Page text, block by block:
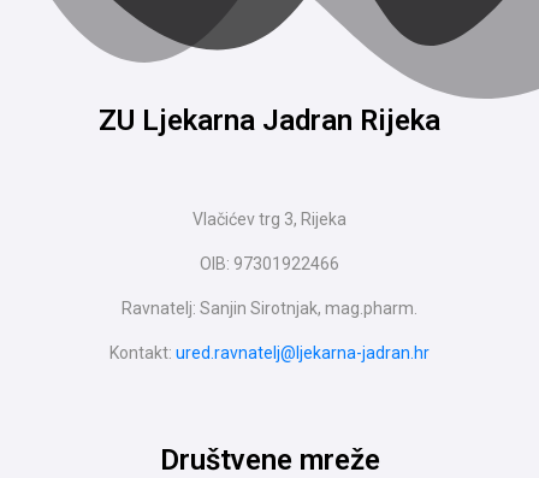
ZU Ljekarna Jadran Rijeka
Vlačićev trg 3, Rijeka
OIB: 97301922466
Ravnatelj: Sanjin Sirotnjak, mag.pharm.
Kontakt: ured.ravnatelj@ljekarna-jadran.hr
Društvene mreže